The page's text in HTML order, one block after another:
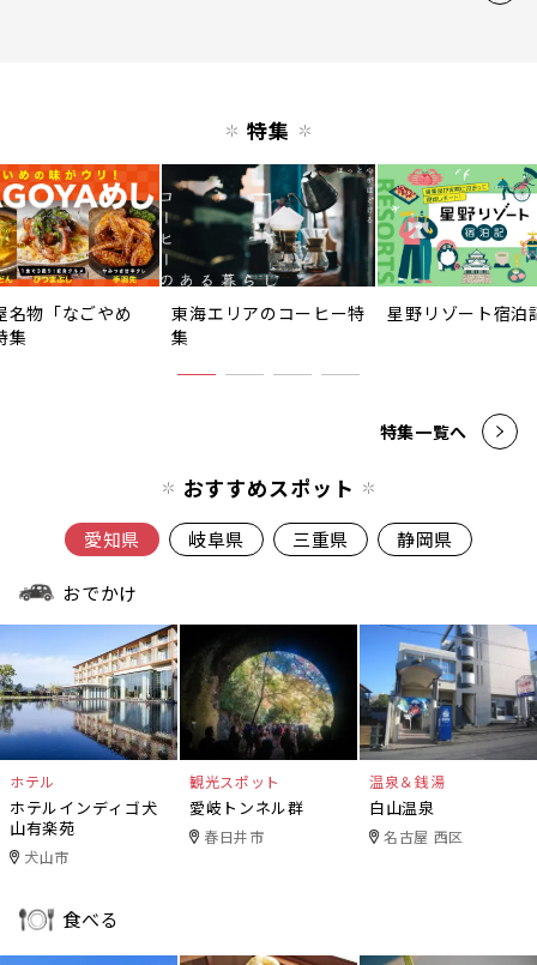
特集
名物「なごやめ
集
東海エリアのコーヒー特
集
星野リゾート宿泊
特集一覧へ
おすすめスポット
愛知県 岐阜県 三重県 静岡県
おでかけ
ホテル
ホテルインディゴ犬
山有楽苑
犬山市
観光スポット
愛岐トンネル群
春日井市
温泉＆銭湯
白山温泉
名古屋 西区
食べる